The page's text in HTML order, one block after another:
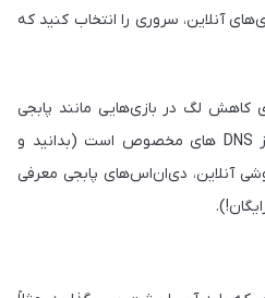
آنلاین، سروری را انتخاب کنید که
کاهش لگ در بازی‌هایی مانند پابجی
می‌توانید انجام دهید، استفاده از DNS های مخصوص است (بدانید و
آنلاین، دی‌ان‌اس‌های پابجی معرفی